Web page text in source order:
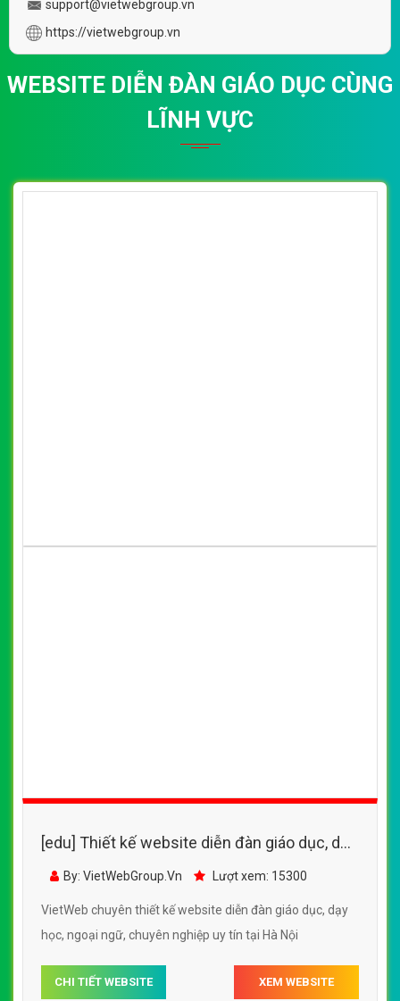
support@vietwebgroup.vn
https://vietwebgroup.vn
WEBSITE DIỄN ĐÀN GIÁO DỤC CÙNG
LĨNH VỰC
[edu] Thiết kế website diễn đàn giáo dục, dạy
học, ngoại ngữ
By: VietWebGroup.Vn Lượt xem: 15300
VietWeb chuyên thiết kế website diễn đàn giáo dục, dạy
học, ngoại ngữ, chuyên nghiệp uy tín tại Hà Nội
CHI TIẾT WEBSITE XEM WEBSITE